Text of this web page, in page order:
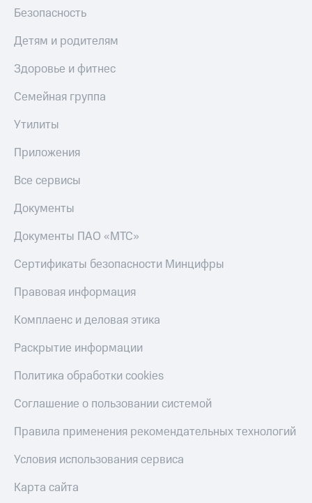
Безопасность
Детям и родителям
Здоровье и фитнес
Семейная группа
Утилиты
Приложения
Все сервисы
Документы
Документы ПАО «МТС»
Сертификаты безопасности Минцифры
Правовая информация
Комплаенс и деловая этика
Раскрытие информации
Политика обработки cookies
Соглашение о пользовании системой
Правила применения рекомендательных технологий
Условия использования сервиса
Карта сайта